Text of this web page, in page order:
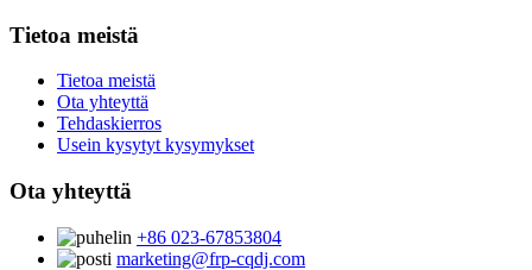
Tietoa meistä
Tietoa meistä
Ota yhteyttä
Tehdaskierros
Usein kysytyt kysymykset
Ota yhteyttä
+86 023-67853804
marketing@frp-cqdj.com